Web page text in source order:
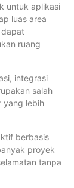
untuk aplikasi
luas area
dapat
ruang
integrasi
salah
yang lebih
berbasis
proyek
tanpa